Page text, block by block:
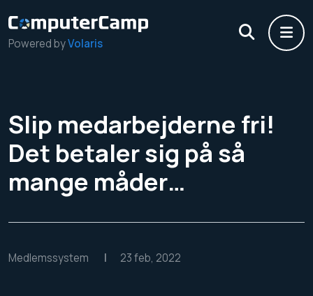
Powered byVolaris
Slip medarbejderne fri!
Det betaler sig på så
mange måder…
Medlemssystem | 23 feb, 2022